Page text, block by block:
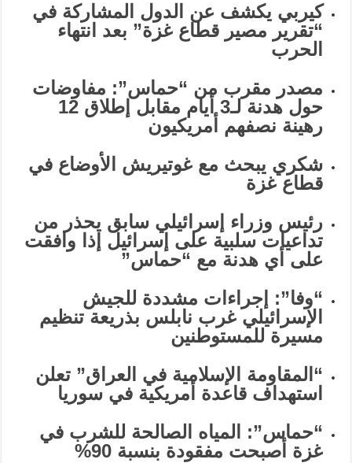
كيربي يكشف عن الدول المشاركة في
“تقرير مصير قطاع غزة” بعد انتهاء
الحرب
مصدر مقرب من “حماس”: مفاوضات
حول هدنة لـ3 أيام مقابل إطلاق 12
رهينة نصفهم أمريكيون
شكري يبحث مع غوتيريش الأوضاع في
قطاع غزة
رئيس وزراء إسرائيلي سابق يحذر من
تداعيات سلبية على إسرائيل إذا وافقت
على أي هدنة مع “حماس”
“وفا”: إجراءات مشددة للجيش
الإسرائيلي غرب نابلس بذريعة تنظيم
مسيرة للمستوطنين
“المقاومة الإسلامية في العراق” تعلن
استهداف قاعدة أمريكية في سوريا
“حماس”: المياه الصالحة للشرب في
غزة أصبحت مفقودة بنسبة 90%